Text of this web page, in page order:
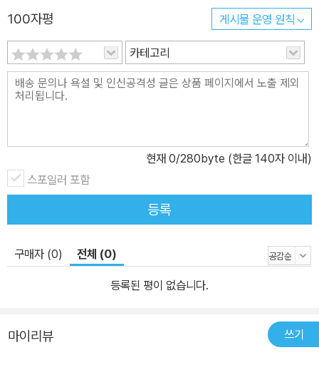
날을 앞두고 있었다. 얼마 전에는 오래 지켜보던 소녀에게 데이트 신
에게 고스란히 갖다 줘야 하겠지만 조금쯤 떼어 데이트에 쓸 수 있을
것이다. 그런데 난생 처음 누군가를 좋아하고 이제 막 사랑이 시작되
려는 때, 거리에서 큰 시위가 일어난다. 아무 잘못 없는 행인들에게 곤
만은 똑똑히 알겠다. 그렇다면 잠깐 거리로 나가서 수많은 사람들 속
에서 저항의 목소리를 내도 괜찮겠지. 「그는 오지 않았다」는 이미 제
목에서 주인공 인호의 비극을 드러내준다. 이 이야기는 5.18 희생자
인 박인배라는 실존인물의 정보를 토대로 만들어진 소설이다. 이 복
때문이다. 5.18은 그 자체로도 비극적인 역사지만 한 사람 한 사람의
어렵다. 이제 막 첫사랑에 빠지고 존경할 만한 어른도 만나고 희미하
던 이유가 무엇일까? 국가가 한 개인의 평범한 삶을 지켜주지 못한다
100자평 게시물 운영 원칙
카테고리
현재 0/280byte (한글 140자 이내)
스포일러 포함
등록
구매자 (0) 전체 (0)
등록된 평이 없습니다.
마이리뷰 쓰기